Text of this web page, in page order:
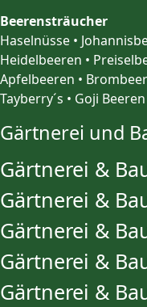
Beerensträucher
Haselnüsse •
Heidelbeeren •
Apfelbeeren •
Tayberry´s • Goji
Gärtnerei und
Gärtnerei &
Gärtnerei &
Gärtnerei &
Gärtnerei &
Gärtnerei &